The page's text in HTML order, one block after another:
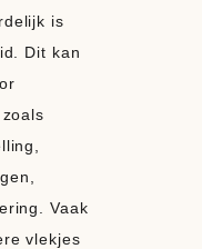
is
Dit kan
Vaak
vlekjes